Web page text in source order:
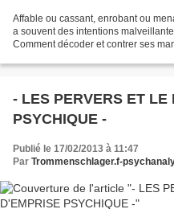
Affable ou cassant, enrobant ou
a souvent des intentions
Comment décoder et contrer ses
- LES PERVERS ET LE
PSYCHIQUE -
Publié le 17/02/2013 à 11:47
Par Trommenschlager.f-